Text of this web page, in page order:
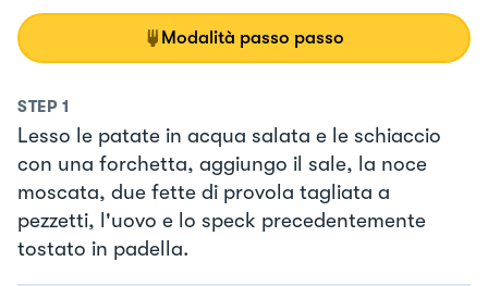
Modalità passo passo
STEP 1
Lesso le patate in acqua salata e le schiaccio
con una forchetta, aggiungo il sale, la noce
moscata, due fette di provola tagliata a
pezzetti, l'uovo e lo speck precedentemente
tostato in padella.